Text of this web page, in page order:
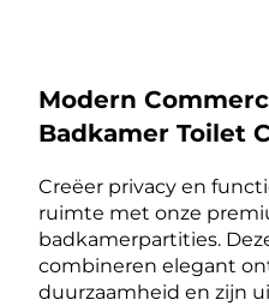
Modern
Badkamer Toilet
Creëer privacy en
ruimte met onze
badkamerpartities.
combineren elegant
duurzaamheid en zijn